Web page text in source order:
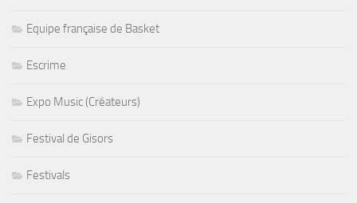
Equipe française de Basket
Escrime
Expo Music (Créateurs)
Festival de Gisors
Festivals